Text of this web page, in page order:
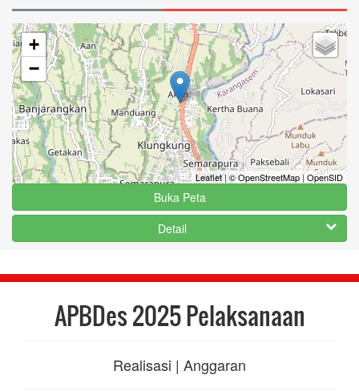
+
−
Leaflet|© OpenStreetMap|OpenSID
Buka Peta
Detail
APBDes 2025 Pelaksanaan
Realisasi | Anggaran